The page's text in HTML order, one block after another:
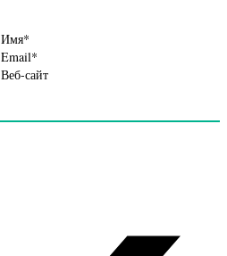
Имя*
Email*
Веб-сайт